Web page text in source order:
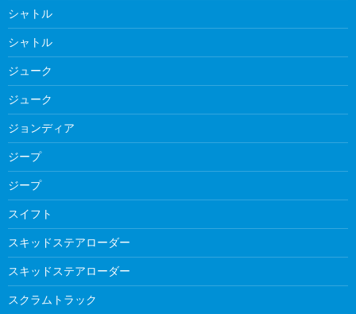
シャトル
シャトル
ジューク
ジューク
ジョンディア
ジープ
ジープ
スイフト
スキッドステアローダー
スキッドステアローダー
スクラムトラック